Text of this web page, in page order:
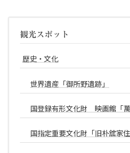
観光スポット
歴史・文化
世界遺産「御所野遺跡」
国登録有形文化財 映画館「萬
国指定重要文化財「旧朴舘家住